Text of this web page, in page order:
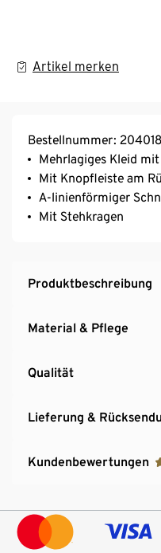
Artikel merken
Bestellnummer: 204018
Mehrlagiges Kleid
Mit Knopfleiste am
A-linienförmiger
Mit Stehkragen
Produktbeschreibung
Material & Pflege
Qualität
Lieferung &
Kundenbewertungen